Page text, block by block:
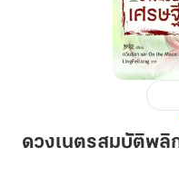
สมบัติ
ดวงเนตรสมบัติพลิก